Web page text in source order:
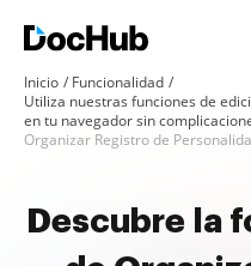
Inicio
Funcionalidad
Utiliza nuestras funciones de
en tu navegador sin
Organizar Registro de
Descubre la